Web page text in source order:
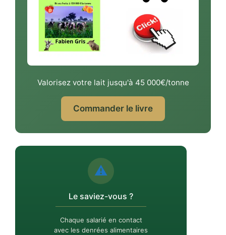
Valorisez votre lait jusqu'à 45 000€/tonne
Commander le livre
⚠️
Le saviez-vous ?
Chaque salarié en contact
avec les denrées alimentaires